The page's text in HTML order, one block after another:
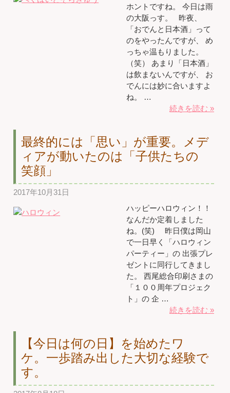
ホントですね。 今日は雨
の大阪っす。 昨夜、
「おでんと日本酒」って
のをやったんですが、 め
っちゃ温もりました。
（笑） あまり「日本酒」
は飲まないんですが、 お
でんには妙に合いますよ
ね。 …
続きを読む »
最終的には「思い」が重要。メデ
ィアが動いたのは「子供たちの
笑顔」
2017年10月31日
ハッピーハロウィン！！
なんだか定着しました
ね。(笑) 昨日僕は岡山
で一日早く「ハロウィン
パーティー」の 出張プレ
ゼントに同行してきまし
た。 西尾総合印刷さまの
「１００周年プロジェク
ト」の 企 …
続きを読む »
【今日は何の日】を始めたワ
ケ。一歩踏み出した大切な経験で
す。